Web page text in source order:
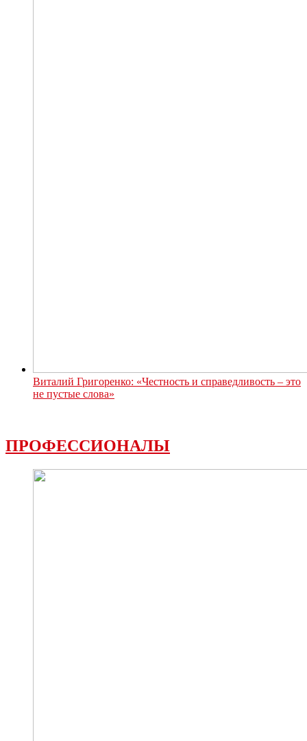
Виталий Григоренко: «Честность и справедливость – это
не пустые слова»
ПРОФЕССИОНАЛЫ